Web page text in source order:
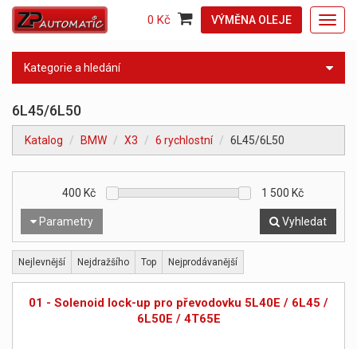
VÝMĚNA OLEJE
0 Kč
Kategorie a hledání
6L45/6L50
Katalog BMW X3 6 rychlostní 6L45/6L50
Parametry
400 Kč 1 500 Kč
Vyhledat
Nejlevnější Nejdražšího Top Nejprodávanější
01 - Solenoid lock-up pro převodovku 5L40E / 6L45 /
6L50E / 4T65E